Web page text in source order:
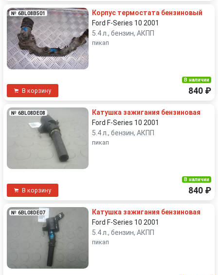
№ 6BL08B501
Корпус термостата бензиновый
Ford F-Series 10 2001
5.4 л., бензин, АКПП
пикап
В корзину
В наличии
840 ₽
№ 6BL08DE08
Катушка зажигания бензиновая
Ford F-Series 10 2001
5.4 л., бензин, АКПП
пикап
В корзину
В наличии
840 ₽
№ 6BL08DE07
Катушка зажигания бензиновая
Ford F-Series 10 2001
5.4 л., бензин, АКПП
пикап